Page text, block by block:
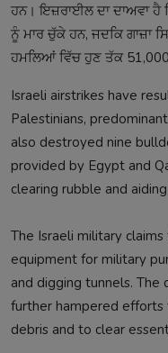
ਹਨ। ਇਜ਼ਰਾਈਲ ਦਾ ਦਾਅਵਾ ਹੈ
ਨੂੰ ਮਾਰ ਚੁੱਕੇ ਹਨ, ਜਦਕਿ ਗਾਜ਼ਾ
ਹਮਲਿਆਂ ਵਿੱਚ ਹੁਣ ਤੱਕ
Israeli airstrikes have
Palestinians,
also destroyed nine
provided by Egypt and
clearing rubble and
The Israeli military
equipment for military
and digging tunnels. The
further hampered efforts
debris and to clear